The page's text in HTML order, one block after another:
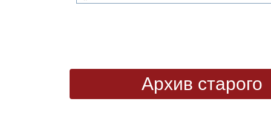
Архив старого